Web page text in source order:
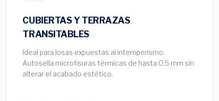
CUBIERTAS Y TERRAZAS
TRANSITABLES
Ideal para losas expuestas al intemperismo.
Autosella microfisuras térmicas de hasta 0.5 mm sin
alterar el acabado estético.